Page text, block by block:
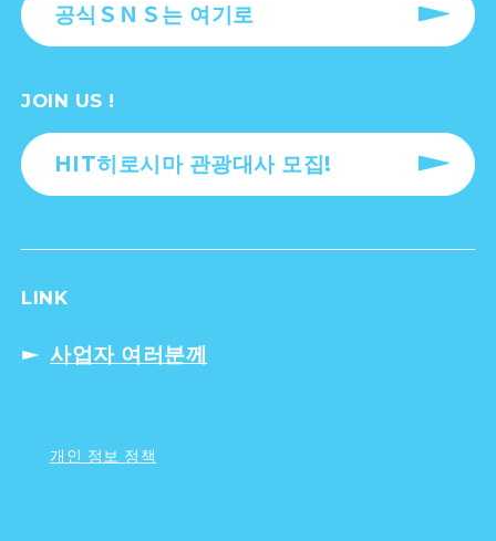
공식ＳＮＳ는 여기로
JOIN US !
HIT히로시마 관광대사 모집!
LINK
사업자 여러분께
개인 정보 정책